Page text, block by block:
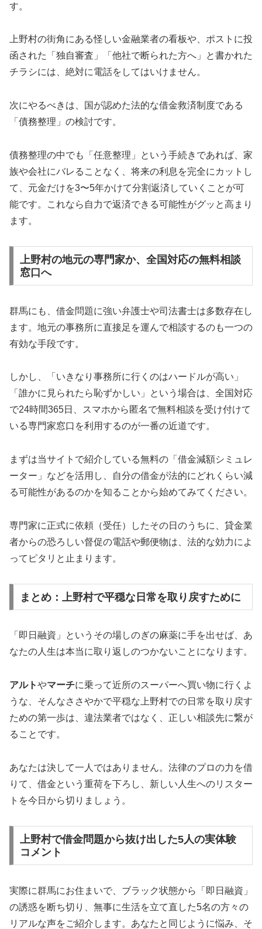
す。
上野村の街角にある怪しい金融業者の看板や、ポストに投
函された「独自審査」「他社で断られた方へ」と書かれた
チラシには、絶対に電話をしてはいけません。
次にやるべきは、国が認めた法的な借金救済制度である
「債務整理」の検討です。
債務整理の中でも「任意整理」という手続きであれば、家
族や会社にバレることなく、将来の利息を完全にカットし
て、元金だけを3〜5年かけて分割返済していくことが可
能です。これなら自力で返済できる可能性がグッと高まり
ます。
上野村の地元の専門家か、全国対応の無料相談
窓口へ
群馬にも、借金問題に強い弁護士や司法書士は多数存在し
ます。地元の事務所に直接足を運んで相談するのも一つの
有効な手段です。
しかし、「いきなり事務所に行くのはハードルが高い」
「誰かに見られたら恥ずかしい」という場合は、全国対応
で24時間365日、スマホから匿名で無料相談を受け付けて
いる専門家窓口を利用するのが一番の近道です。
まずは当サイトで紹介している無料の「借金減額シミュレ
ーター」などを活用し、自分の借金が法的にどれくらい減
る可能性があるのかを知ることから始めてみてください。
専門家に正式に依頼（受任）したその日のうちに、貸金業
者からの恐ろしい督促の電話や郵便物は、法的な効力によ
ってピタリと止まります。
まとめ：上野村で平穏な日常を取り戻すために
「即日融資」というその場しのぎの麻薬に手を出せば、あ
なたの人生は本当に取り返しのつかないことになります。
アルトやマーチに乗って近所のスーパーへ買い物に行くよ
うな、そんなささやかで平穏な上野村での日常を取り戻す
ための第一歩は、違法業者ではなく、正しい相談先に繋が
ることです。
あなたは決して一人ではありません。法律のプロの力を借
りて、借金という重荷を下ろし、新しい人生へのリスター
トを今日から切りましょう。
上野村で借金問題から抜け出した5人の実体験
コメント
実際に群馬にお住まいで、ブラック状態から「即日融資」
の誘惑を断ち切り、無事に生活を立て直した5名の方々の
リアルな声をご紹介します。あなたと同じように悩み、そ